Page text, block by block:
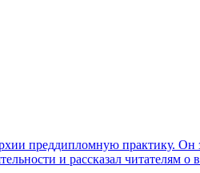
преддипломную практику. Он
и рассказал читателям о